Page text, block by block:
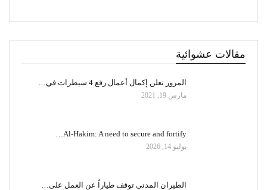
مقالات عشوائية
المرور تعلن إكمال أعمال رفع 4 سيطرات في…
مارس 19, 2021
Al-Hakim: A need to secure and fortify…
يوليو 14, 2026
الطيران المدني توقف طياراً عن العمل على…